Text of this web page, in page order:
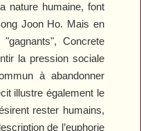
nature humaine, font
Joon Ho. Mais en
Concrete
la pression sociale
à abandonner
illustre également le
rester humains,
de l’euphorie